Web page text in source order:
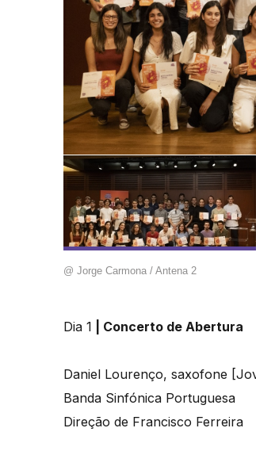
@ Jorge Carmona / Antena 2
Dia 1 Concerto de Abertura
Daniel Lourenço, saxofone
Banda Sinfónica Portuguesa
Direção de Francisco Ferreira